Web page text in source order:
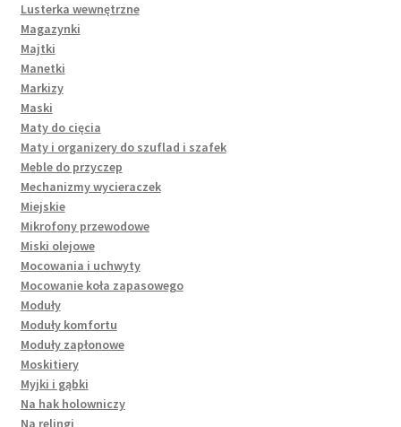
Lusterka wewnętrzne
Magazynki
Majtki
Manetki
Markizy
Maski
Maty do cięcia
Maty i organizery do szuflad i szafek
Meble do przyczep
Mechanizmy wycieraczek
Miejskie
Mikrofony przewodowe
Miski olejowe
Mocowania i uchwyty
Mocowanie koła zapasowego
Moduły
Moduły komfortu
Moduły zapłonowe
Moskitiery
Myjki i gąbki
Na hak holowniczy
Na relingi